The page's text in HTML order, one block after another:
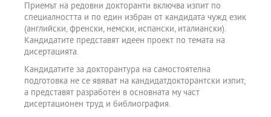
Приемът на редовни докторанти включва изпит по
специалността и по един избран от кандидата чужд език
(английски, френски, немски, испански, италиански).
Кандидатите представят идеен проект по темата на
дисертацията.
Кандидатите за докторантура на самостоятелна
подготовка не се явяват на кандидатдокторантски изпит,
а представят разработен в основната му част
дисертационен труд и библиография.